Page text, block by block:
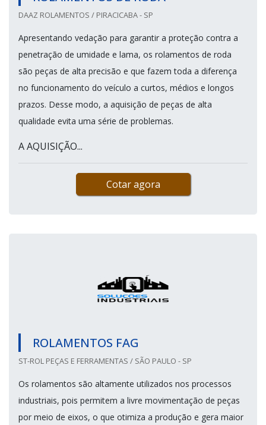
DAAZ ROLAMENTOS / PIRACICABA - SP
Apresentando vedação para garantir a proteção contra a
penetração de umidade e lama, os rolamentos de roda
são peças de alta precisão e que fazem toda a diferença
no funcionamento do veículo a curtos, médios e longos
prazos. Desse modo, a aquisição de peças de alta
qualidade evita uma série de problemas.
A AQUISIÇÃO...
Cotar agora
ROLAMENTOS FAG
ST-ROL PEÇAS E FERRAMENTAS / SÃO PAULO - SP
Os rolamentos são altamente utilizados nos processos
industriais, pois permitem a livre movimentação de peças
por meio de eixos, o que otimiza a produção e gera maior